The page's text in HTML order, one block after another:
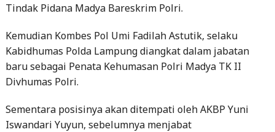
Tindak Pidana Madya Bareskrim Polri.
Kemudian Kombes Pol Umi Fadilah Astutik, selaku
Kabidhumas Polda Lampung diangkat dalam jabatan
baru sebagai Penata Kehumasan Polri Madya TK II
Divhumas Polri.
Sementara posisinya akan ditempati oleh AKBP Yuni
Iswandari Yuyun, sebelumnya menjabat